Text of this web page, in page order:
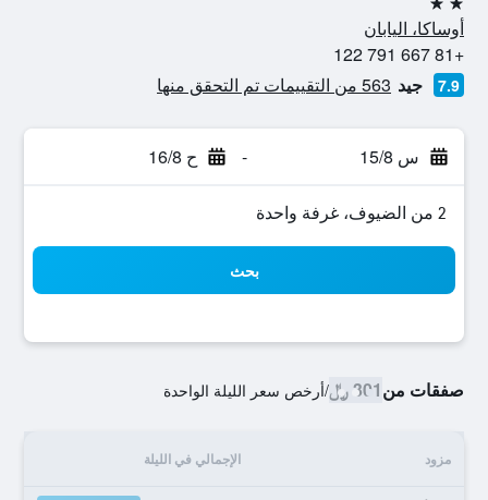
2 نجمتين
أوساكا، اليابان
+81 667 791 122
7.9 جيد 563 من التقييمات تم التحقق منها
س 15/8 - ح 16/8
2 من الضيوف، غرفة واحدة
بحث
صفقات من301 ﷼ /أرخص سعر الليلة الواحدة
مزود الإجمالي في الليلة